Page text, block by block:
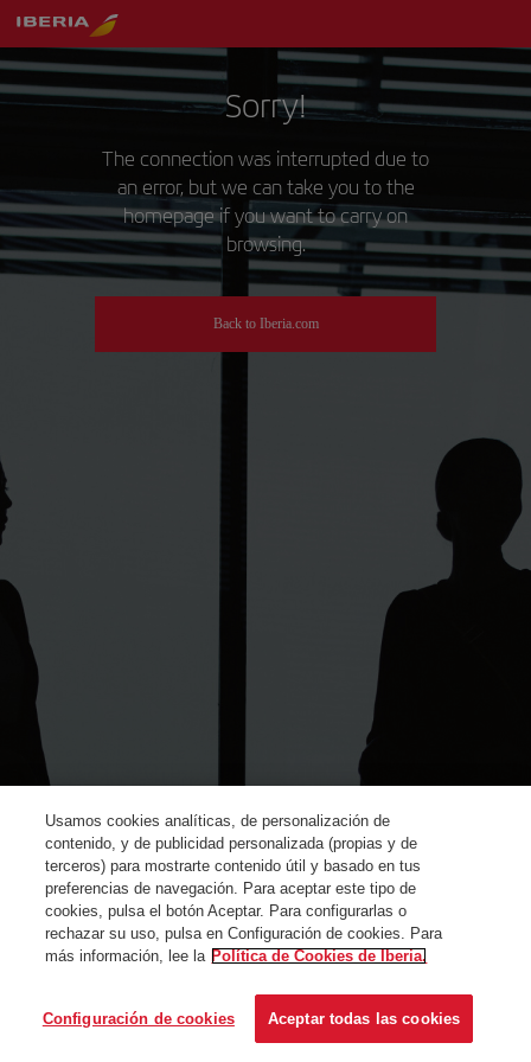
Sorry!
The connection was interrupted due to
an error, but we can take you to the
homepage if you want to carry on
browsing.
Back to Iberia.com
Usamos cookies analíticas, de personalización de
contenido, y de publicidad personalizada (propias y de
terceros) para mostrarte contenido útil y basado en tus
preferencias de navegación. Para aceptar este tipo de
cookies, pulsa el botón Aceptar. Para configurarlas o
rechazar su uso, pulsa en Configuración de cookies. Para
más información, lee la Política de Cookies de Iberia.
Configuración de cookies Aceptar todas las cookies